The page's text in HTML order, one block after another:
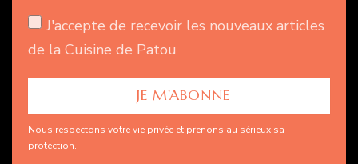
J'accepte de recevoir les nouveaux articles
de la Cuisine de Patou
Nous respectons votre vie privée et prenons au sérieux sa
protection.